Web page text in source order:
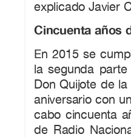
explicado Javier
Cincuenta años
En 2015 se
la segunda
Don Quijote de
aniversario con
cabo cincuenta
de Radio